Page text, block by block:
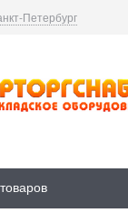
Петербург